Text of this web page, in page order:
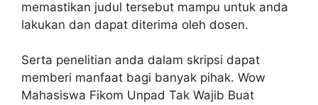
memastikan judul tersebut mampu untuk anda
lakukan dan dapat diterima oleh dosen.
Serta penelitian anda dalam skripsi dapat
memberi manfaat bagi banyak pihak. Wow
Mahasiswa Fikom Unpad Tak Wajib Buat